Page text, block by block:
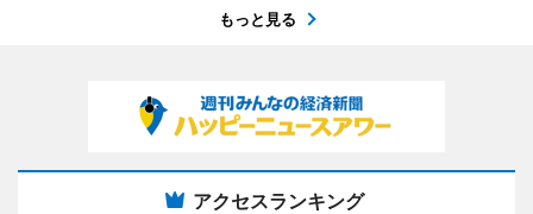
もっと見る
アクセスランキング